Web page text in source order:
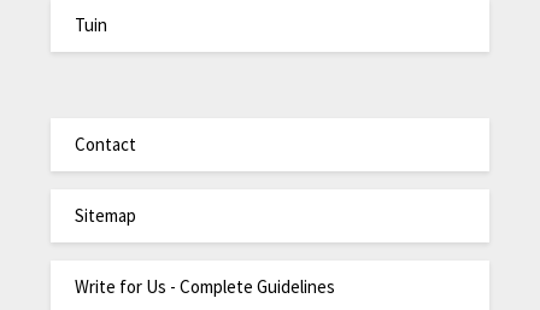
Tuin
Contact
Sitemap
Write for Us - Complete Guidelines